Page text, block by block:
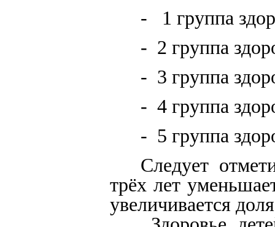
- 1 группа
- 2 группа
- 3 группа
- 4 группа
- 5 группа
Следует
трёх лет
увеличивается